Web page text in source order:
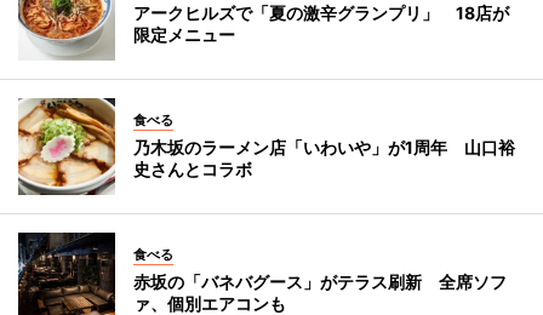
アークヒルズで「夏の激辛グランプリ」 18店が
限定メニュー
食べる
乃木坂のラーメン店「いわいや」が1周年 山口裕
史さんとコラボ
食べる
赤坂の「バネバグース」がテラス刷新 全席ソフ
ァ、個別エアコンも